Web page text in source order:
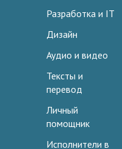
Разработка и IT
Дизайн
Аудио и видео
Тексты и
перевод
Личный
помощник
Исполнители в